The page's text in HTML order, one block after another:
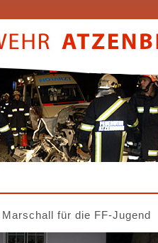
für die FF-Jugend